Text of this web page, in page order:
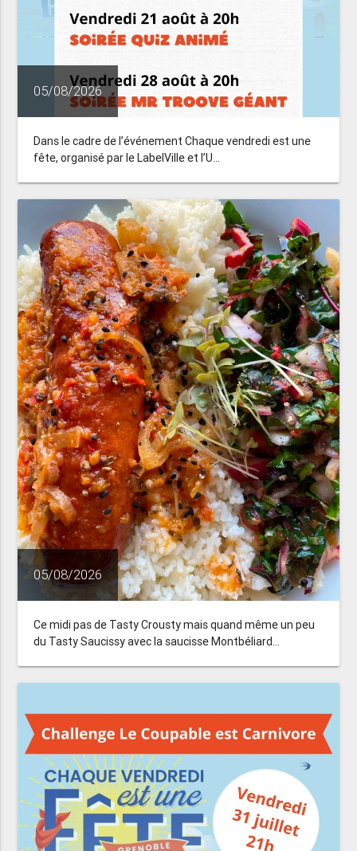
05/08/2026
Dans le cadre de l’événement Chaque vendredi est une
fête, organisé par le LabelVille et l’U...
05/08/2026
Ce midi pas de Tasty Crousty mais quand même un peu
du Tasty Saucissy avec la saucisse Montbéliard...